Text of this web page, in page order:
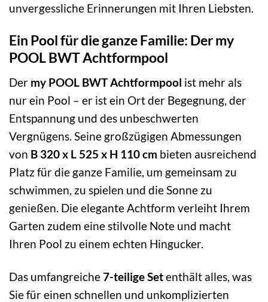
unvergessliche Erinnerungen mit Ihren Liebsten.
Ein Pool für die ganze Familie: Der my
POOL BWT Achtformpool
Der my POOL BWT Achtformpool ist mehr als
nur ein Pool – er ist ein Ort der Begegnung, der
Entspannung und des unbeschwerten
Vergnügens. Seine großzügigen Abmessungen
von B 320 x L 525 x H 110 cm bieten ausreichend
Platz für die ganze Familie, um gemeinsam zu
schwimmen, zu spielen und die Sonne zu
genießen. Die elegante Achtform verleiht Ihrem
Garten zudem eine stilvolle Note und macht
Ihren Pool zu einem echten Hingucker.
Das umfangreiche7-teilige Setenthält alles, was
Sie für einen schnellen und unkomplizierten